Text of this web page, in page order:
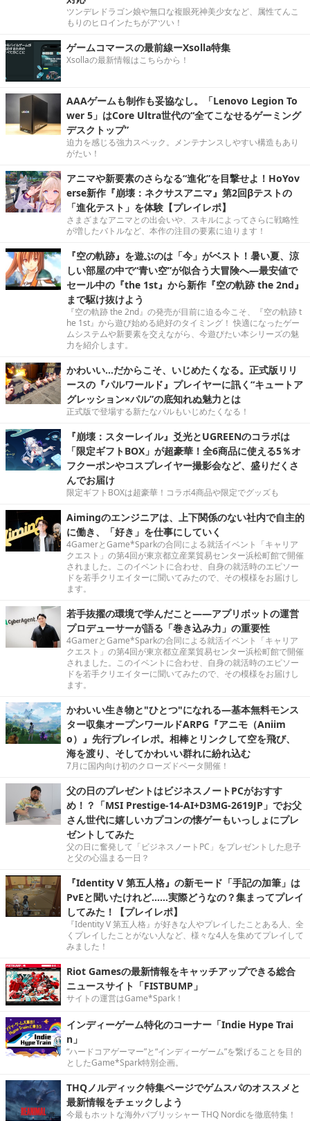
ツンデレドラゴン娘や無口な複眼死神美少女など、属性てんこ
もりのヒロインたちがアツい！
ゲームコマースの最前線ーXsolla特集
Xsollaの最新情報はこちらから！
AAAゲームも制作も妥協なし。「Lenovo Legion To
wer 5」はCore Ultra世代の“全てこなせるゲーミング
デスクトップ”
迫力を感じる強力スペック。メンテナンスしやすい構造もあり
がたい！
アニマや新要素のさらなる“進化”を目撃せよ！HoYov
erse新作『崩壊：ネクサスアニマ』第2回βテストの
「進化テスト」を体験【プレイレポ】
さまざまなアニマとの出会いや、スキルによってさらに戦略性
が増したバトルなど、本作の注目の要素に迫ります！
『空の軌跡』を遊ぶのは「今」がベスト！暑い夏、涼
しい部屋の中で“青い空”が似合う大冒険へ―最安値で
セール中の『the 1st』から新作『空の軌跡 the 2nd』
まで駆け抜けよう
『空の軌跡 the 2nd』の発売が目前に迫る今こそ、『空の軌跡 t
he 1st』から遊び始める絶好のタイミング！ 快適になったゲー
ムシステムや新要素を交えながら、今遊びたい本シリーズの魅
力を紹介します。
かわいい…だからこそ、いじめたくなる。正式版リリ
ースの『パルワールド』プレイヤーに訊く“キュートア
グレッション×パル”の底知れぬ魅力とは
正式版で登場する新たなパルもいじめたくなる！
『崩壊：スターレイル』爻光とUGREENのコラボは
「限定ギフトBOX」が超豪華！全6商品に使える5％オ
フクーポンやコスプレイヤー撮影会など、盛りだくさ
んでお届け
限定ギフトBOXは超豪華！コラボ4商品や限定でグッズも
Aimingのエンジニアは、上下関係のない社内で自主的
に働き、「好き」を仕事にしていく
4GamerとGame*Sparkの合同による就活イベント「キャリア
クエスト」の第4回が東京都立産業貿易センター浜松町館で開催
されました。このイベントに合わせ、自身の就活時のエピソー
ドを若手クリエイターに聞いてみたので、その模様をお届けし
ます。
若手抜擢の環境で学んだこと――アプリボットの運営
プロデューサーが語る「巻き込み力」の重要性
4GamerとGame*Sparkの合同による就活イベント「キャリア
クエスト」の第4回が東京都立産業貿易センター浜松町館で開催
されました。このイベントに合わせ、自身の就活時のエピソー
ドを若手クリエイターに聞いてみたので、その模様をお届けし
ます。
かわいい生き物と"ひとつ"になれる―基本無料モンス
ター収集オープンワールドARPG『アニモ（Aniim
o）』先行プレイレポ。相棒とリンクして空を飛び、
海を渡り、そしてかわいい群れに紛れ込む
7月に国内向け初のクローズドベータ開催！
父の日のプレゼントはビジネスノートPCがおすす
め！？「MSI Prestige-14-AI+D3MG-2619JP」でお父
さん世代に嬉しいカプコンの懐ゲーもいっしょにプレ
ゼントしてみた
父の日に奮発して「ビジネスノートPC」をプレゼントした息子
と父の心温まる一日？
『Identity V 第五人格』の新モード「手記の加筆」は
PvEと聞いたけれど……実際どうなの？集まってプレイ
してみた！【プレイレポ】
『Identity V 第五人格』が好きな人やプレイしたことある人、全
くプレイしたことがない人など、様々な4人を集めてプレイして
みました！
Riot Gamesの最新情報をキャッチアップできる総合
ニュースサイト「FISTBUMP」
サイトの運営はGame*Spark！
インディーゲーム特化のコーナー「Indie Hype Trai
n」
“ハードコアゲーマー”と“インディーゲーム”を繋げることを目的
としたGame*Spark特別企画。
THQノルディック特集ページでゲムスパのオススメと
最新情報をチェックしよう
今最もホットな海外パブリッシャー THQ Nordicを徹底特集！